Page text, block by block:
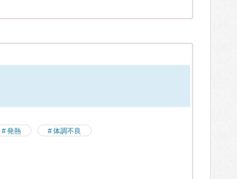
発熱 体調不良